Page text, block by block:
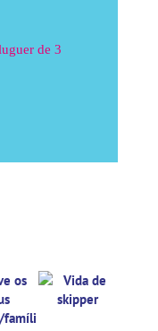
de 3